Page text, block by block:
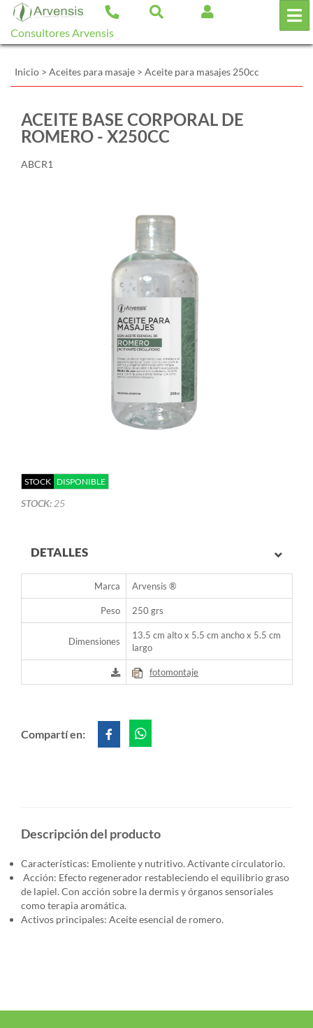
Consultores Arvensis
Inicio > Aceites para masaje > Aceite para masajes 250cc
ACEITE BASE CORPORAL DE
ROMERO - X250CC
ABCR1
STOCK DISPONIBLE
STOCK: 25
DETALLES
Marca Arvensis ®
Peso 250 grs
Dimensiones
13.5 cm alto x 5.5 cm ancho x 5.5 cm
largo
fotomontaje
Compartí en:
Descripción del producto
Características: Emoliente y nutritivo. Activante circulatorio.
Acción: Efecto regenerador restableciendo el equilibrio graso
de lapiel. Con acción sobre la dermis y órganos sensoriales
como terapia aromática.
Activos principales: Aceite esencial de romero.